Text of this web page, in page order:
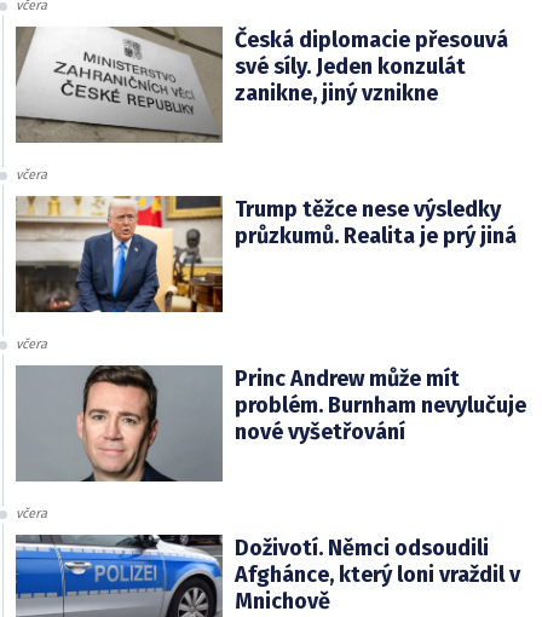
včera
Česká diplomacie přesouvá
své síly. Jeden konzulát
zanikne, jiný vznikne
včera
Trump těžce nese výsledky
průzkumů. Realita je prý jiná
včera
Princ Andrew může mít
problém. Burnham nevylučuje
nové vyšetřování
včera
Doživotí. Němci odsoudili
Afghánce, který loni vraždil v
Mnichově